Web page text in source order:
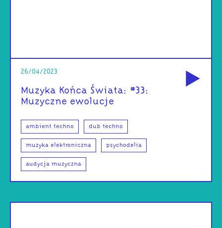
26/04/2023
Muzyka Końca Świata: #33:
Muzyczne ewolucje
ambient techno dub techno
muzyka elektroniczna psychodelia
audycja muzyczna